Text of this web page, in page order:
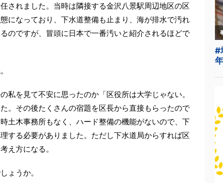
されました。当時は隣接する金沢八景駅周辺地区の区
になっており、下水道整備も止まり、海が排水で汚れ
のですが、冒頭に日本で一番汚いと紹介されるほどで
私を見て不安に思ったのか「区役所は大学じゃない。
。その後たくさんの宿題を区長から直接もらったので
土木事務所もなく、ハード整備の機能がないので、下
する必要がありました。ただし下水道局からすれば区
え方になる。
ょうか。